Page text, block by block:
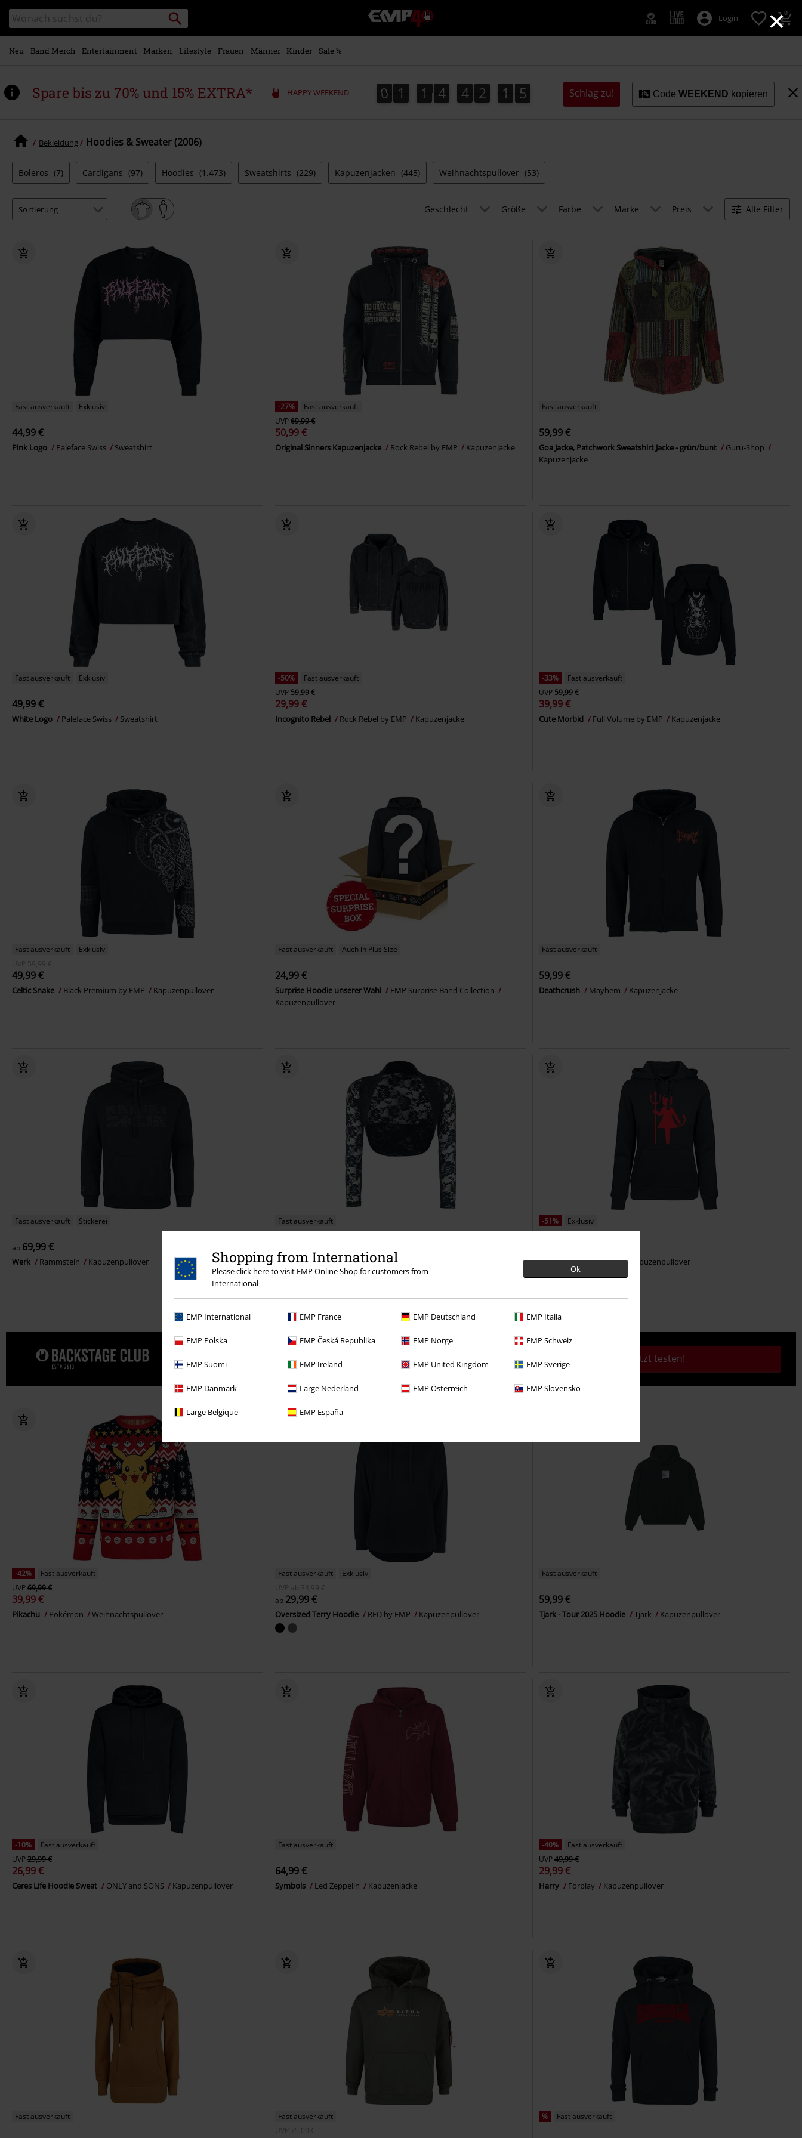
×
Shopping from International
Please click here to visit EMP Online Shop for customers from
International
Ok
EMP International EMP France EMP Deutschland EMP Italia
EMP Polska EMP Česká Republika EMP Norge EMP Schweiz
EMP Suomi EMP Ireland EMP United Kingdom EMP Sverige
EMP Danmark Large Nederland EMP Österreich EMP Slovensko
Large Belgique EMP España
Hauptinhalt
springen
Katalog
durchsuchen
Packstation
suchen
EMP
Merchandise
-
Rock
Login 0
Neu Band Merch Entertainment Marken Lifestyle Frauen Männer Kinder Sale %
Spare bis zu 70% und 15% EXTRA* HAPPY WEEKEND 0
0 1
1 1
1 4
4 4
4 2
2 1
1 3
4
3
5
4 Schlag zu! CodeWEEKEND kopieren
Bekleidung Hoodies & Sweater (2006)
Boleros (7) Cardigans (97) Hoodies (1.473) Sweatshirts (229) Kapuzenjacken (445) Weihnachtspullover (53)
Geschlecht Größe Farbe Marke Preis Alle Filter
Fast ausverkauft Exklusiv
44,99 €
Pink Logo Paleface Swiss Sweatshirt
-27%
Fast ausverkauft
UVP69,99 €
50,99 €
Original Sinners Kapuzenjacke Rock Rebel by EMP Kapuzenjacke
Fast ausverkauft
59,99 €
Goa Jacke, Patchwork Sweatshirt Jacke - grün/bunt
Guru-Shop
Kapuzenjacke
Fast ausverkauft Exklusiv
49,99 €
White Logo Paleface Swiss Sweatshirt
-50%
Fast ausverkauft
UVP59,99 €
29,99 €
Incognito Rebel Rock Rebel by EMP Kapuzenjacke
-33%
Fast ausverkauft
UVP59,99 €
39,99 €
Cute Morbid Full Volume by EMP Kapuzenjacke
Fast ausverkauft
Exklusiv
UVP
59,99 €
49,99 €
Celtic Snake Black Premium by EMP Kapuzenpullover
Fast ausverkauft Auch in Plus Size
24,99 €
Surprise Hoodie unserer Wahl
EMP Surprise Band Collection
Kapuzenpullover
Fast ausverkauft
59,99 €
Deathcrush Mayhem Kapuzenjacke
Fast ausverkauft Stickerei
ab 69,99 €
Werk Rammstein Kapuzenpullover
Fast ausverkauft
Lace Bolero Banned Alternative
-51%
Exklusiv
Female Devil Sprüche Kapuzenpullover
Gönn' dir jetzt das 30 Tage Test-Abo für unseren BACKSTAGE CLUB Jetzt testen!
-42%
Fast ausverkauft
UVP69,99 €
39,99 €
Pikachu Pokémon Weihnachtspullover
Fast ausverkauft
Exklusiv
UVP
ab
34,99 €
ab 29,99 €
Oversized Terry Hoodie RED by EMP Kapuzenpullover
Fast ausverkauft
59,99 €
Tjark - Tour 2025 Hoodie Tjark Kapuzenpullover
-10%
Fast ausverkauft
UVP29,99 €
26,99 €
Ceres Life Hoodie Sweat ONLY and SONS Kapuzenpullover
Fast ausverkauft
64,99 €
Symbols Led Zeppelin Kapuzenjacke
-40%
Fast ausverkauft
UVP49,99 €
29,99 €
Harry Forplay Kapuzenpullover
Fast ausverkauft
Fast ausverkauft
UVP
75,00 €
% Fast ausverkauft